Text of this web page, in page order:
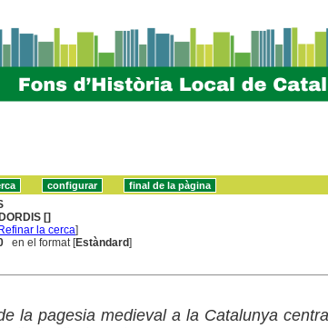
[]
la cerca]
en el format [Estàndard]
la pagesia medieval a la Catalunya